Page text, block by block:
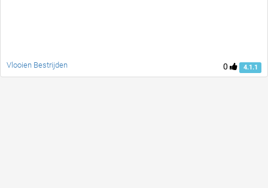
0 4.1.1
Vlooien Bestrijden